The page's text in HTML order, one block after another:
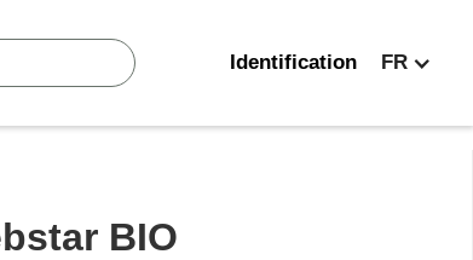
Identification FR
BIO